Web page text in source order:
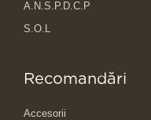
A.N.S.P.D.C.P
S.O.L
Recomandări
Accesorii